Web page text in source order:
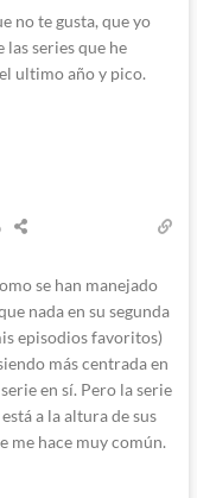
no te gusta, que yo
series que he
ultimo año y pico.
se han manejado
nada en su segunda
episodios favoritos)
más centrada en
en sí. Pero la serie
a la altura de sus
me hace muy común.